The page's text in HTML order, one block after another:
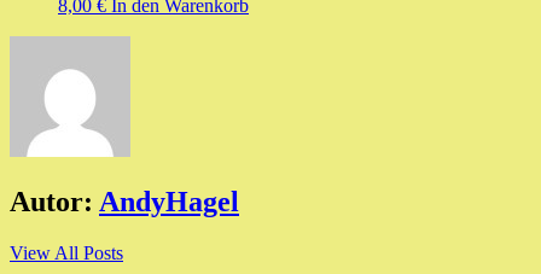
8,00 € In den Warenkorb
Autor: AndyHagel
View All Posts